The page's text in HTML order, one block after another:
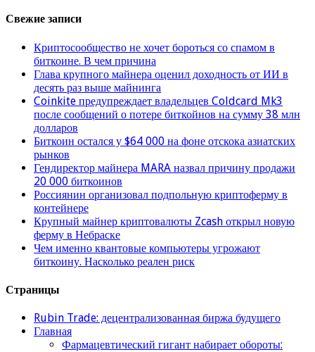
Свежие записи
Криптосообщество не хочет бороться со спамом в
биткоине. В чем причина
Глава крупного майнера оценил доходность от ИИ в
десять раз выше майнинга
Coinkite предупреждает владельцев Coldcard Mk3
после сообщений о потере биткойнов на сумму 38 млн
долларов
Биткоин остался у $64 000 на фоне отскока азиатских
рынков
Гендиректор майнера MARA назвал причину продажи
20 000 биткоинов
Россиянин организовал подпольную криптоферму в
контейнере
Крупный майнер криптовалюты Zcash открыл новую
ферму в Небраске
Чем именно квантовые компьютеры угрожают
биткоину. Насколько реален риск
Страницы
Rubin Trade: децентрализованная биржа будущего
Главная
Фармацевтический гигант набирает обороты: